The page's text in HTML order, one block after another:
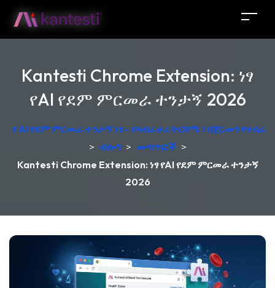
Kantesti Chrome Extension: ነፃ
የAI የደም ምርመራ ተንታኝ 2026
የ AI የደም ምርመራ ተንታኝ ነፃ - የላብራቶሪ ትርጓሜ ፣ በጀርመን የተሰራ
> ብሎግ > መጣጥፎች >
Kantesti Chrome Extension: ነፃ የAI የደም ምርመራ ተንታኝ
2026